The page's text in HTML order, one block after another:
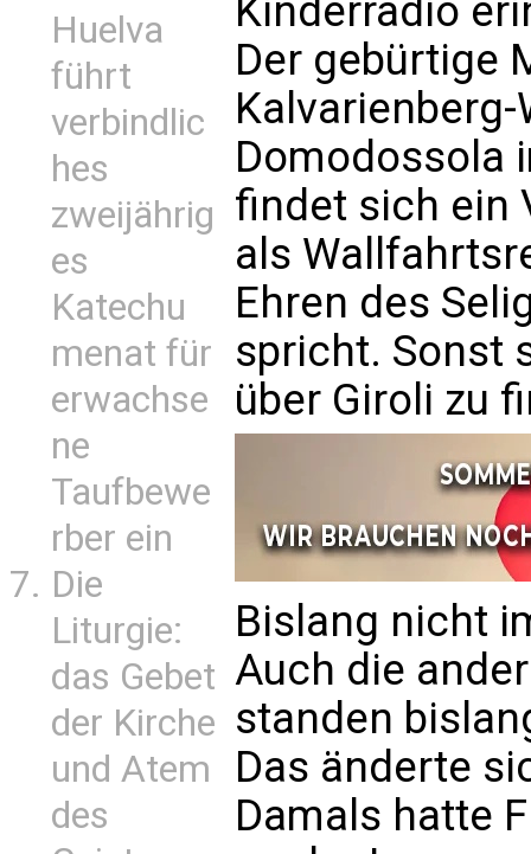
Huelva
führt
verbindlic
hes
zweijährig
es
Katechu
menat für
erwachse
ne
Taufbewe
rber ein
Die
Liturgie:
das Gebet
der Kirche
und Atem
des
Kinderradio
Der gebürtige
Domodossola
findet sich ein
als
Ehren des
spricht. Sonst
über Giroli zu
Bislang nicht
Auch die
standen
Das änderte
Damals hatte